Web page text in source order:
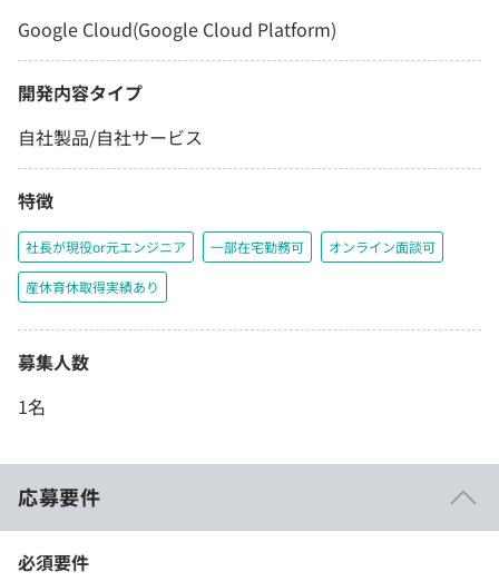
Google Cloud(Google Cloud Platform)
開発内容タイプ
自社製品/自社サービス
特徴
社長が現役or元エンジニア 一部在宅勤務可 オンライン面談可
産休育休取得実績あり
募集人数
1名
応募要件
必須要件